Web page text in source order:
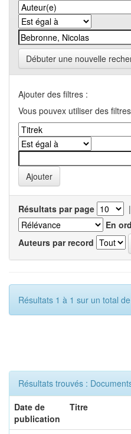
Débuter une nouvelle
Ajouter des filtres :
Vous pouvex utiliser des
Résultats par page |
En
Auteurs par record
Résultats 1 à 1 sur un total
Résultats trouvés :
Date de
publication
Titre